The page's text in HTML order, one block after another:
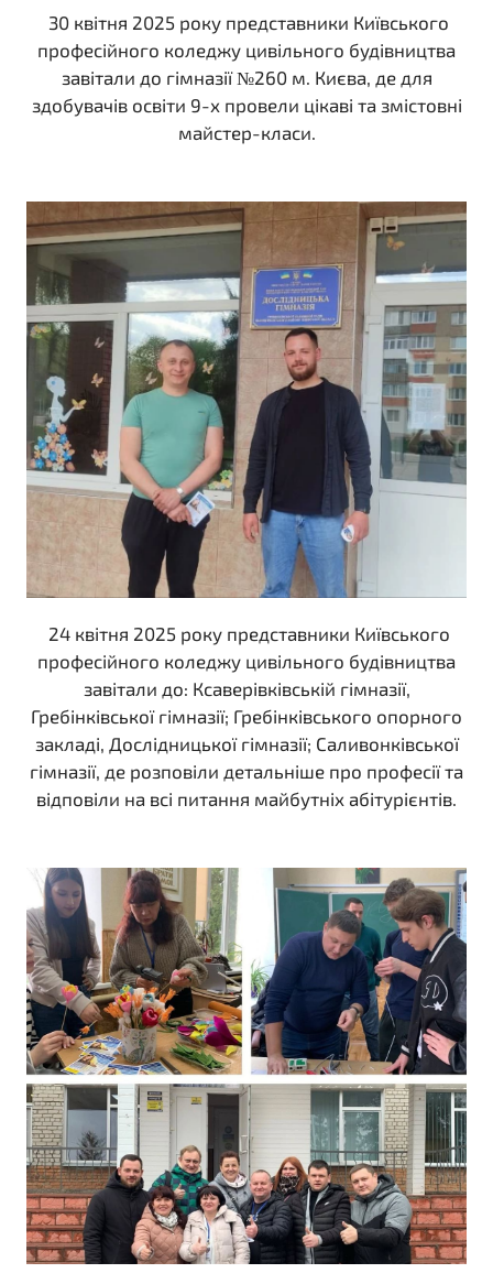
30 квітня 2025 року представники Київського
професійного коледжу цивільного будівництва
завітали до гімназії №260 м. Києва, де для
здобувачів освіти 9-х провели цікаві та змістовні
майстер-класи.
24 квітня 2025 року представники Київського
професійного коледжу цивільного будівництва
завітали до: Ксаверівківській гімназії,
Гребінківської гімназії; Гребінківського опорного
закладі, Дослідницької гімназії; Саливонківської
гімназії, де розповіли детальніше про професії та
відповіли на всі питання майбутніх абітурієнтів.